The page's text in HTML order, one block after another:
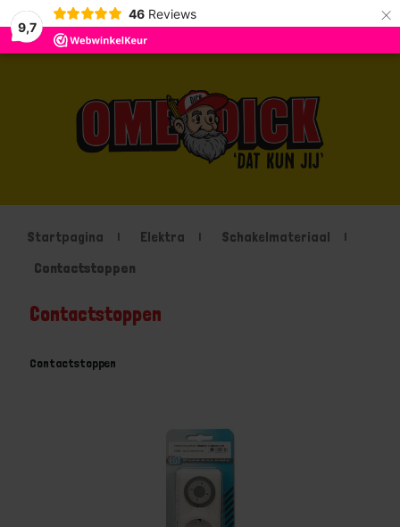
9,7
46 Reviews ×
Startpagina Elektra
Schakelmateriaal
Contactstoppen
Contactstoppen
Contactstoppen